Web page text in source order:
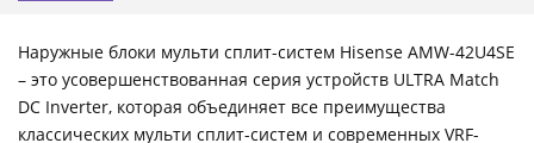
Наружные блоки мульти сплит-систем Hisense AMW-42U4SE
– это усовершенствованная серия устройств ULTRA Match
DC Inverter, которая объединяет все преимущества
классических мульти сплит-систем и современных VRF-